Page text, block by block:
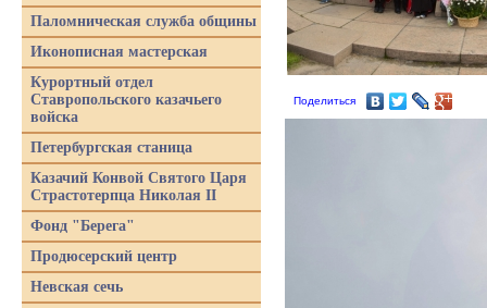
Поделиться
Паломническая служба общины
Иконописная мастерская
Курортный отдел
Ставропольского казачьего
войска
Петербургская станица
Казачий Конвой Святого Царя
Страстотерпца Николая II
Фонд "Берега"
Продюсерский центр
Невская сечь